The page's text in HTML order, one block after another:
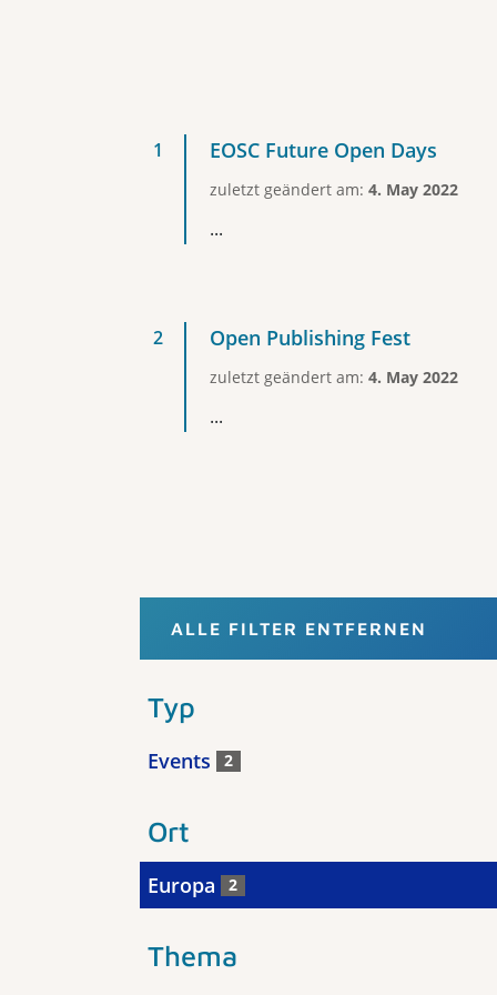
EOSC Future Open Days
zuletzt geändert am: 4. May 2022
...
Open Publishing Fest
zuletzt geändert am: 4. May 2022
...
ALLE FILTER ENTFERNEN
Typ
Events 2
Ort
Europa 2
Thema